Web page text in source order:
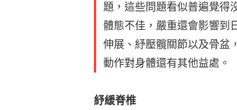
題，這些問題看似普遍覺得
體態不佳，嚴重還會影響到
伸展、紓壓髖關節以及骨盆
動作對身體還有其他益處。
紓緩脊椎